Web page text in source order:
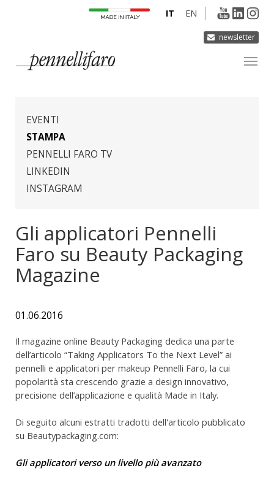
newsletter
EN
IT
PRODOTTI
INNOVAZIONE
DERMOCURA
MEDIA
EVENTI
STAMPA
PENNELLI FARO TV
LINKEDIN
INSTAGRAM
Gli applicatori Pennelli
Faro su Beauty Packaging
Magazine
01.06.2016
Il magazine online Beauty Packaging dedica una parte
dell’articolo “Taking Applicators To the Next Level” ai
pennelli e applicatori per makeup Pennelli Faro, la cui
popolarità sta crescendo grazie a design innovativo,
precisione dell’applicazione e qualità Made in Italy.
Di seguito alcuni estratti tradotti dell'articolo pubblicato
su Beautypackaging.com:
Gli applicatori verso un livello più avanzato